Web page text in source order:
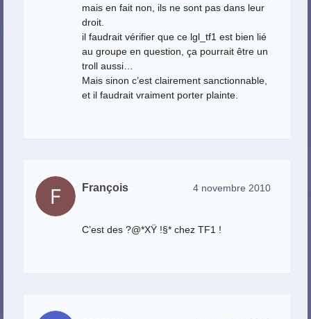
mais en fait non, ils ne sont pas dans leur
droit.
il faudrait vérifier que ce lgl_tf1 est bien lié
au groupe en question, ça pourrait être un
troll aussi…
Mais sinon c’est clairement sanctionnable,
et il faudrait vraiment porter plainte.
François 4 novembre 2010
C’est des ?@*XŸ !§* chez TF1 !